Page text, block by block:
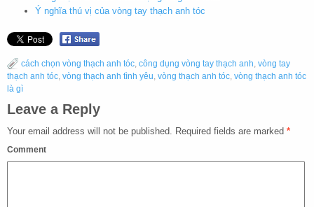
Ý nghĩa thú vị của vòng tay thạch anh tóc
cách chọn vòng thạch anh tóc công dụng vòng tay thạch anh vòng tay
thạch anh tóc vòng thạch anh tình yêu vòng thạch anh tóc vòng thạch anh tóc
là gì
Leave a Reply
Your email address will not be published. Required fields are marked *
Comment